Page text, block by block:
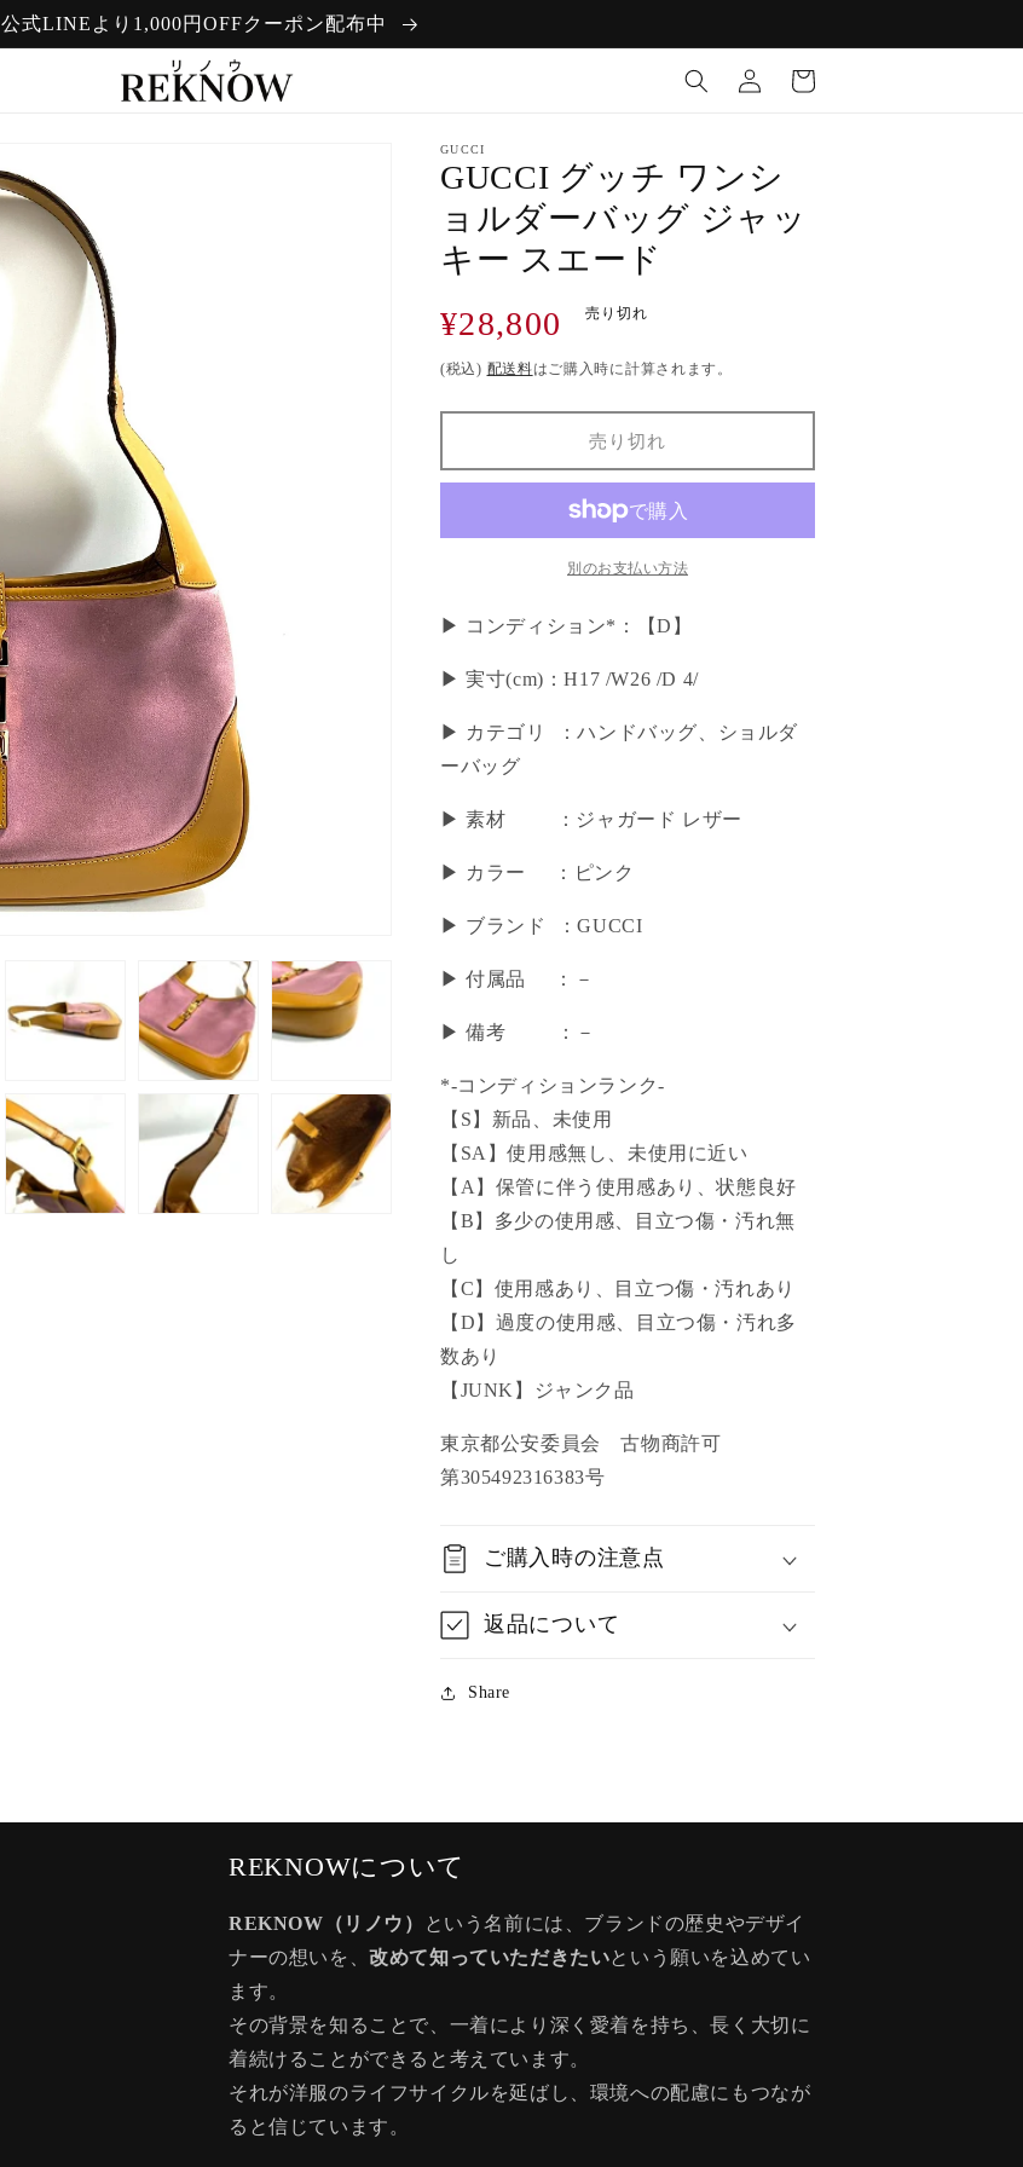
公式LINEより1,000円OFFクーポン配布中
イ
カ
ー
GUCCI
GUCCI グッチ ワンシ
ョルダーバッグ ジャッ
キー スエード
通
価
格
¥28,800 売り切れ
(税込) 配送料はご購入時に計算されます。
売り切れ
別のお支払い方法
▶ コンディション*：【D】
▶︎ 実寸(cm)：H17 /W26 /D 4/
▶ カテゴリ ：ハンドバッグ、ショルダ
ーバッグ
▶ 素材 ：ジャガード レザー
▶ カラー ：ピンク
▶ ブランド ：GUCCI
▶ 付属品 ：－
▶︎ 備考 ：－
*-コンディションランク-
【S】新品、未使用
【SA】使用感無し、未使用に近い
【A】保管に伴う使用感あり、状態良好
【B】多少の使用感、目立つ傷・汚れ無
し
【C】使用感あり、目立つ傷・汚れあり
【D】過度の使用感、目立つ傷・汚れ多
数あり
【JUNK】ジャンク品
東京都公安委員会 古物商許可
第305492316383号
ご購入時の注意点
返品について
Share
REKNOWについて
REKNOW（リノウ）
という名前には、ブランドの歴史やデザイ
ナーの想いを、改めて知っていただきたいという願いを込めてい
ます。
その背景を知ることで、一着により深く愛着を持ち、長く大切に
着続けることができると考えています。
それが洋服のライフサイクルを延ばし、環境への配慮にもつなが
ると信じています。